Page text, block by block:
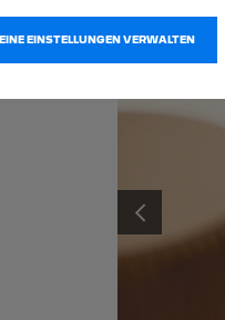
ZURÜCK
Laden Sie Ihr Fahrzeug an einer
Ladestationen in ganz Europa
Entdecken Sie zudem smarte
MEINE EINSTELLUNGEN VERWALTEN